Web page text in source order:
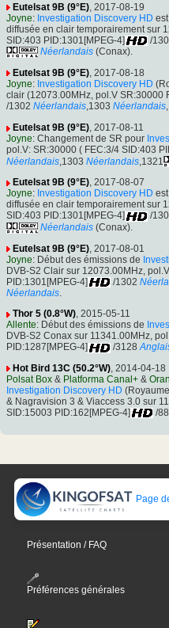
Eutelsat 9B (9°E), 2017-08-19
Joyne: Investigation Discovery HD
diffusée en clair temporairement sur
SID:403 PID:1301[MPEG-4]
/
Néerlandais (Conax).
Eutelsat 9B (9°E), 2017-08-18
Joyne: Investigation Discovery HD
clair (12073.00MHz, pol.V SR:30000
/1302 Néerlandais,1303 Néerlandais
Eutelsat 9B (9°E), 2017-08-11
Joyne: Changement de SR pour
pol.V: SR:30000 ( FEC:3/4 SID:403
Néerlandais ,1303 Néerlandais ,1321
Eutelsat 9B (9°E), 2017-08-07
Joyne: Investigation Discovery HD
diffusée en clair temporairement sur
SID:403 PID:1301[MPEG-4]
/
Néerlandais (Conax).
Eutelsat 9B (9°E) , 2017-08-01
Joyne: Début des émissions de
DVB-S2 Clair sur 12073.00MHz,
PID:1301[MPEG-4]
/1302
Néerlandais.
Thor 5 (0.8°W), 2015-05-11
Allente: Début des émissions de
DVB-S2 Conax sur 11341.00MHz,
PID:1287[MPEG-4]
/3128
Hot Bird 13C (50.2°W) , 2014-04-18
Polsat Box & Platforma Canal+ &
Investigation Discovery HD
& Nagravision 3 & Viaccess 3.0 sur
SID:15003 PID:162[MPEG-4]
/88
Page
Présentation / FAQ
Préférences générales